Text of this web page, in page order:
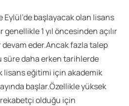
Eylül’de başlayacak olan lisans
1 yıl öncesinden açılır
eder.Ancak fazla talep
süre daha erken tarihlerde
lisans eğitimi için akademik
başlar.Özellikle yüksek
olduğu için